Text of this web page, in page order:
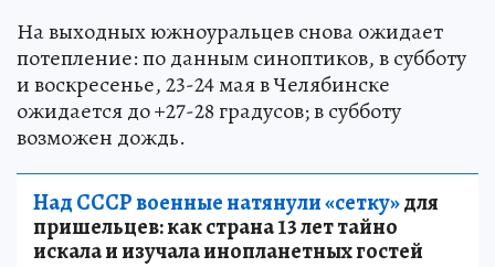
На выходных южноуральцев снова ожидает
потепление: по данным синоптиков, в субботу
и воскресенье, 23-24 мая в Челябинске
ожидается до +27-28 градусов; в субботу
возможен дождь.
Над СССР военные натянули «сетку»для
пришельцев: как страна 13 лет тайно
искала и изучала инопланетных гостей